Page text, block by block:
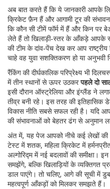
अब बात करते हैं कि ये जानकारी आपके
क्रिकेट फ़ैन हैं और आगामी टूर की
कि कौन सी टीमें फॉर्म में हैं और किन पर
लेते हैं तो खिलाड़ी‑स्तर के आँकड़े आपके
की टीम के दांव‑पेंच देख कर आप
चाहे वह युवा सशक्तिकरण हो या अनुभवी
रैंकिंग की दीर्घकालिक परिप्रेक्ष्य भी
में तीन स्थानों से ऊपर उठकरपहले दो
इसी दौरान ऑस्ट्रेलिया और इंग्लैंड ने
तीव्र बनी रहे। इस तरह की
विकास नीति सबसे सफल रही है। यदि
की संभावनाओं को बेहतर ढंग से अनुमान
अंत में, यह पेज आपको नीचे कई लेखों की
टेस्ट में शतक, महिला क्रिकेट में
अल्गोरिद्म में नई बदलावों की समीक्षा।
समझेंगे, बल्कि खिलाड़ियों के व्यक्तिगत
डाल पाएंगे। तो चलिए, आगे की सूची में
महत्वपूर्ण आँकड़ों को मिलकर समझते हैं।